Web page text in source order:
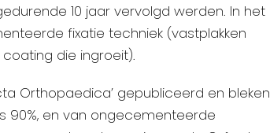
10 jaar vervolgd werden. In het
fixatie techniek (vastplakken
die ingroeit).
Orthopaedica’ gepubliceerd en bleken
90%, en van ongecementeerde